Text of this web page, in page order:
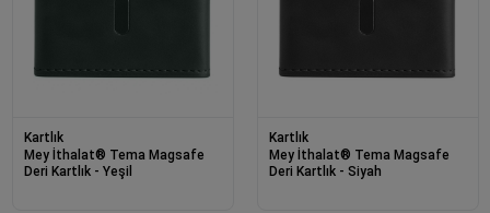
Kartlık
Mey İthalat® Tema Magsafe
Deri Kartlık - Yeşil
Kartlık
Mey İthalat® Tema Magsafe
Deri Kartlık - Siyah